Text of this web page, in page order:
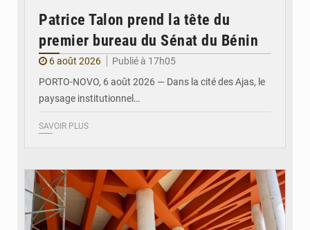
Patrice Talon prend la tête du
premier bureau du Sénat du Bénin
6 août 2026
Publié à 17h05
PORTO-NOVO, 6 août 2026 — Dans la cité des Ajas, le
paysage institutionnel…
SAVOIR PLUS